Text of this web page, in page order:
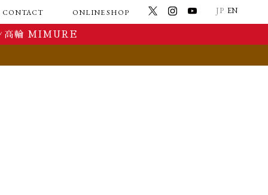
高輪 MIMURE
【Directly managed shops】
- TAKANAWA 【Grand opening】
CONTACT ONLINE SHOP
OGAWA COFFEE ONLINE SHOP
小川珈琲 業務用オンラインショップ
JP EN